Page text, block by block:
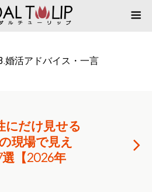
婚活アドバイス・一言
にだけ見せる
現場で見え
選【2026年